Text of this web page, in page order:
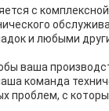
с
и любыми
ваша
команда
проблем, с